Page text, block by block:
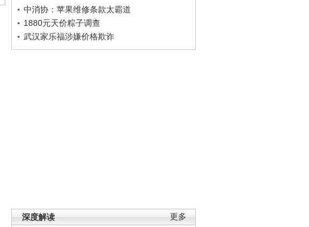
中消协：苹果维修条款太霸道
1880元天价粽子调查
武汉家乐福涉嫌价格欺诈
更多
深度解读